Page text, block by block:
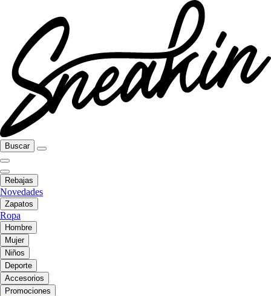
Buscar
Rebajas
Novedades
Zapatos
Ropa
Hombre
Mujer
Niños
Deporte
Accesorios
Promociones